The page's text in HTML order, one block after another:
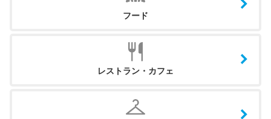
フード
レストラン・カフェ